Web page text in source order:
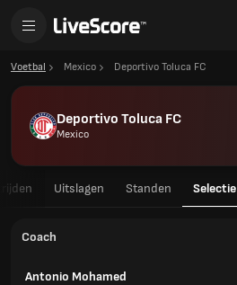
Voetbal Mexico Deportivo Toluca FC
Deportivo Toluca FC
Mexico
Uitslagen Standen Selectie
Coach
Antonio Mohamed